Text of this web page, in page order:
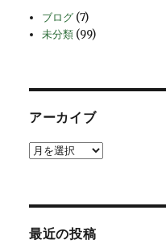
ブログ (7)
未分類 (99)
アーカイブ
ア
イ
最近の投稿